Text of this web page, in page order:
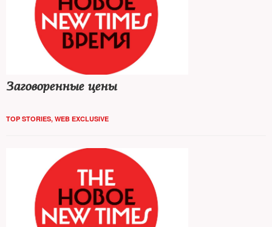
Заговоренные цены
TOP STORIES, WEB EXCLUSIVE